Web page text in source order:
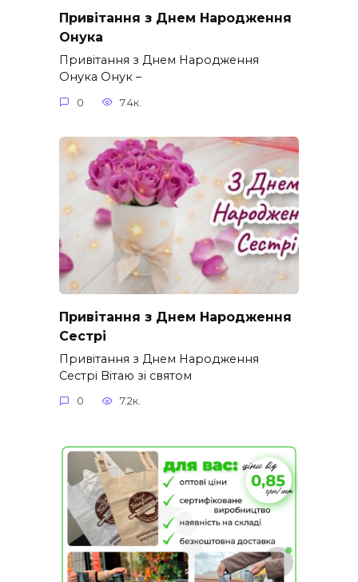
Привітання з Днем Народження
Онука
Привітання з Днем Народження
Онука Онук –
0 7.4к.
Привітання з Днем Народження
Сестрі
Привітання з Днем Народження
Сестрі Вітаю зі святом
0 7.2к.